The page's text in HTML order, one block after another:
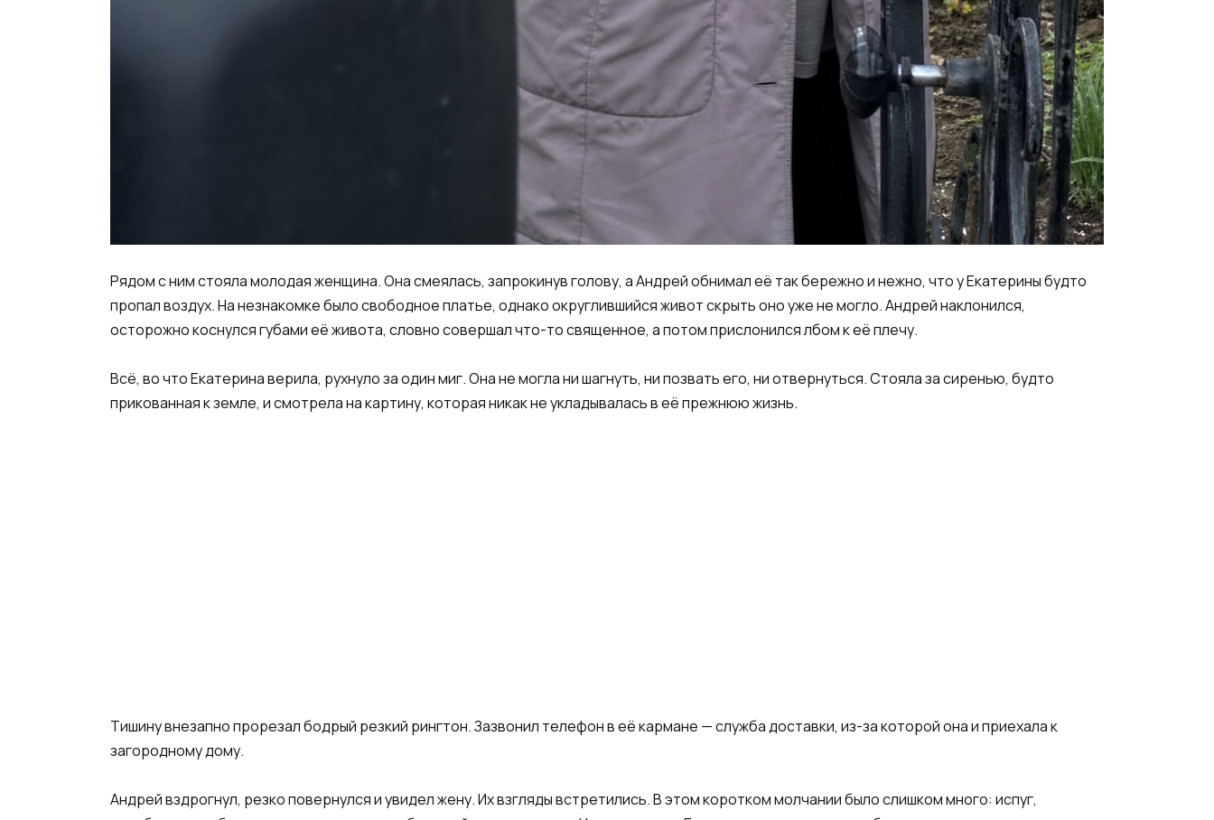
Рядом с ним стояла молодая женщина. Она смеялась, запрокинув голову, а Андрей обнимал её так бережно и нежно, что у Екатерины будто
пропал воздух. На незнакомке было свободное платье, однако округлившийся живот скрыть оно уже не могло. Андрей наклонился,
осторожно коснулся губами её живота, словно совершал что-то священное, а потом прислонился лбом к её плечу.
Всё, во что Екатерина верила, рухнуло за один миг. Она не могла ни шагнуть, ни позвать его, ни отвернуться. Стояла за сиренью, будто
прикованная к земле, и смотрела на картину, которая никак не укладывалась в её прежнюю жизнь.
Тишину внезапно прорезал бодрый резкий рингтон. Зазвонил телефон в её кармане — служба доставки, из-за которой она и приехала к
загородному дому.
Андрей вздрогнул, резко повернулся и увидел жену. Их взгляды встретились. В этом коротком молчании было слишком много: испуг,